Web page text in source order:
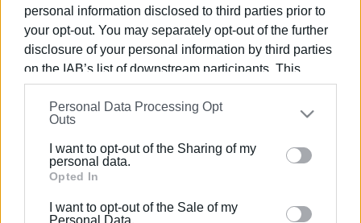
personal information disclosed to third parties prior to
your opt-out. You may separately opt-out of the further
disclosure of your personal information by third parties
on the IAB’s list of downstream participants. This
information may also be disclosed by us to third parties
on theIAB’s List of Downstream Participants
that may
further disclose it to other third parties.
Please note that this website/app uses one or more
Google services and may gather and store information
behaviour. You may click to grant or deny consent to
Personal Data Processing Opt
Outs
I want to opt-out of the Sharing of my
personal data.
Opted In
I want to opt-out of the Sale of my
Personal Data.
Σύμφωνα με τις εκτιμήσεις της ΔΕΥΑΚ, η ομαλή ροή του νερού και η
πλήρης επαναφορά της υδροδότησης στις πληγείσες περιοχές
αναμένεται να έχουν ολοκληρωθεί μέχρι τις 13:30 .
Εμφανίσεις: 7562